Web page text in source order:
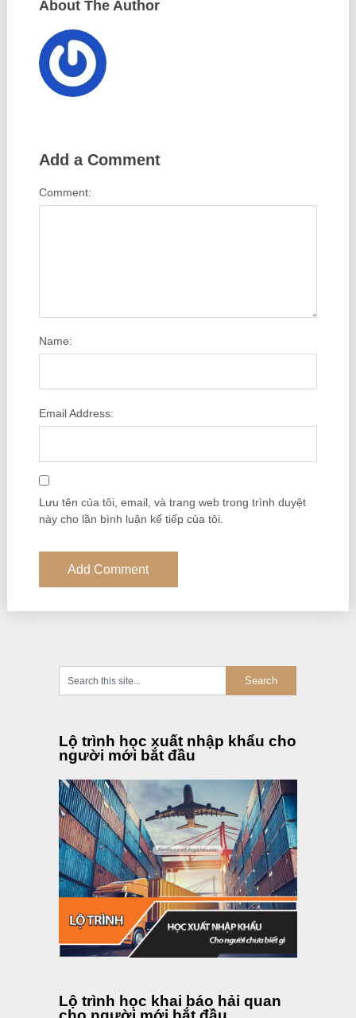
About The Author
Add a Comment
Comment:
Name:
Email Address:
Lưu tên của tôi, email, và trang web trong trình duyệt
này cho lần bình luận kế tiếp của tôi.
Lộ trình học xuất nhập khẩu cho
người mới bắt đầu
Lộ trình học khai báo hải quan